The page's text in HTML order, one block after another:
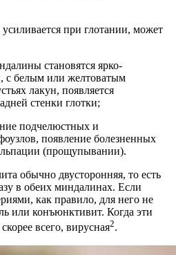
усиливается при глотании, может
становятся ярко-
с белым или желтоватым
лакун, появляется
стенки глотки;
подчелюстных и
появление болезненных
(прощупывании).
обычно двусторонняя, то есть
в обеих миндалинах. Если
как правило, для него не
или конъюнктивит. Когда эти
всего, вирусная2.